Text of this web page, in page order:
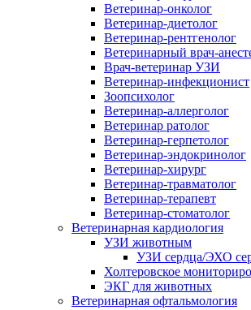
Ветеринар-онколог
Ветеринар-диетолог
Ветеринар-рентгенолог
Ветеринарный врач-
Врач-ветеринар УЗИ
Ветеринар-инфекционист
Зоопсихолог
Ветеринар-аллерголог
Ветеринар ратолог
Ветеринар-герпетолог
Ветеринар-эндокринолог
Ветеринар-хирург
Ветеринар-травматолог
Ветеринар-терапевт
Ветеринар-стоматолог
Ветеринарная кардиология
УЗИ животным
УЗИ сердца/ЭХО
Холтеровское
ЭКГ для животных
Ветеринарная офтальмология